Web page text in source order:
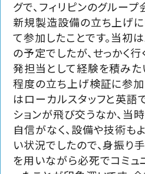
グで、フィリピンのグルー
新規製造設備の立ち上げ
て参加したことです。当初
の予定でしたが、せっかく
発担当として経験を積みた
程度の立ち上げ検証に参加
はローカルスタッフと英語
ションが飛び交うなか、当
自信がなく、設備や技術も
い状況でしたので、身振り
を用いながら必死でコミュ